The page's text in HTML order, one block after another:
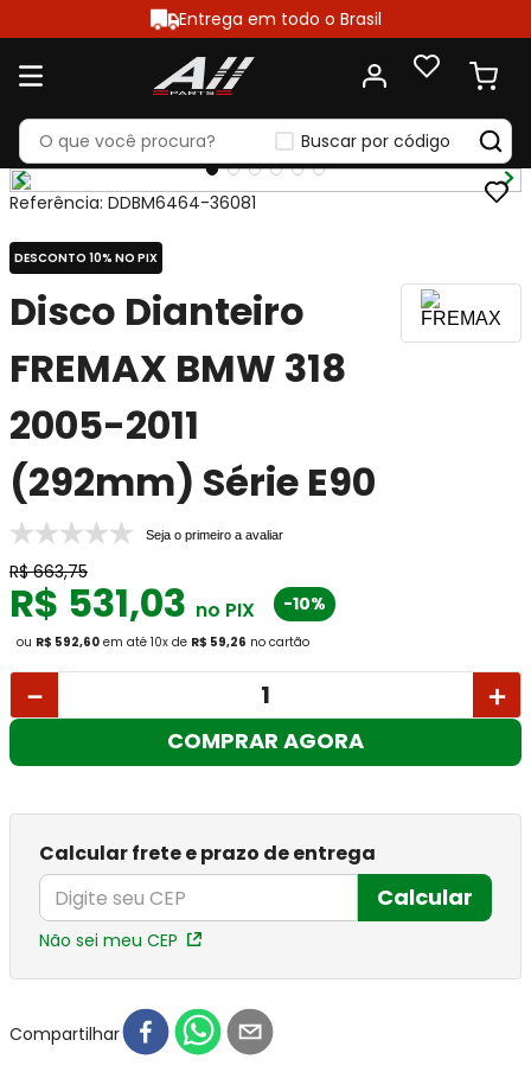
Entrega em todo o Brasil
Buscar por código
Referência: DDBM6464-36081
DESCONTO 10% NO PIX
Disco Dianteiro
FREMAX BMW 318
2005-2011
(292mm) Série E90
Seja o primeiro a avaliar
R$ 663,75
R$ 531,03 no PIX -10%
ou R$ 592,60 em até 10x de R$ 59,26 no cartão
＋
－
COMPRAR AGORA
Calcular frete e prazo de entrega
Calcular
Não sei meu CEP
Compartilhar